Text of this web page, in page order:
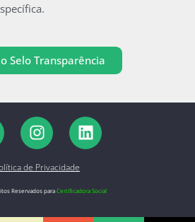
Selo Transparência
de Privacidade
Reservados paraCertificadora Social